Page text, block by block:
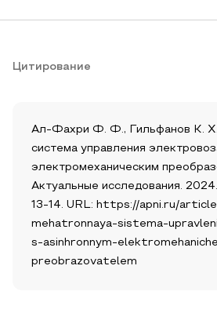
Цитирование
Ал-Фахри Ф. Ф., Гильфанов К.
система управления
электромеханическим
Актуальные исследования.
13-14. URL: https://apni.ru/
mehatronnaya-sistema-
s-asinhronnym-
preobrazovatelem